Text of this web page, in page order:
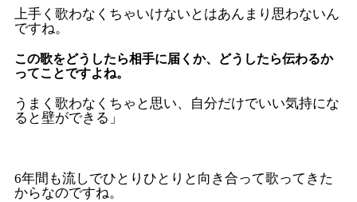
上手く歌わなくちゃいけないとはあんまり思わないん
ですね。
この歌をどうしたら相手に届くか、どうしたら伝わるか
ってことですよね。
うまく歌わなくちゃと思い、自分だけでいい気持にな
ると壁ができる」
6年間も流しでひとりひとりと向き合って歌ってきた
からなのですね。